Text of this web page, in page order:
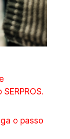
o passo